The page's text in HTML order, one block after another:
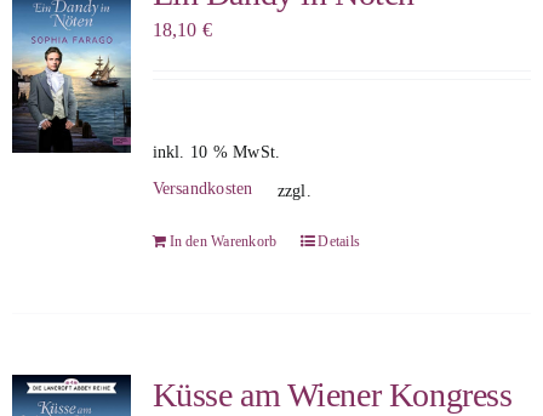
18,10 €
inkl. 10 % MwSt.
zzgl.
Versandkosten
In den Warenkorb Details
Küsse am Wiener Kongress